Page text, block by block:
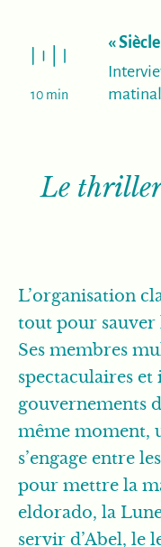
10 min
«
Le thriller
L’organisation
tout pour sauver
Ses membres
spectaculaires
gouvernements
même moment,
s’engage entre
pour mettre la
eldorado, la
servir d’Abel, le